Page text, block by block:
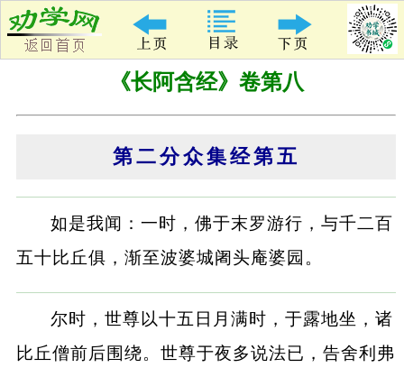
《长阿含经》卷第八
第二分众集经第五
如是我闻：一时，佛于末罗游行，与千二百
五十比丘俱，渐至波婆城阇头庵婆园。
尔时，世尊以十五日月满时，于露地坐，诸
比丘僧前后围绕。世尊于夜多说法已，告舍利弗